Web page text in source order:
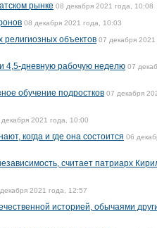
рынке 08 декабря 2021 года, 10:08
08 декабря 2021 года, 10:03
объектов 07 декабря 2021
4,5-дневную рабочую неделю 07
обучение подростков 07 декабря
2021 года, 10:00
когда и где она состоится 06
считает патриарх
2021 года, 12:57
историей, обычаями